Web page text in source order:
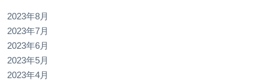
2023年8月
2023年7月
2023年6月
2023年5月
2023年4月